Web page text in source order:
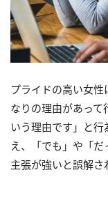
プライドの高い女
なりの理由があって
いう理由です」と
え、「でも」や「だ
主張が強いと誤解さ